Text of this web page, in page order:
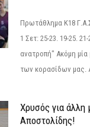
Πρωτάθλημα Κ18
1 Σετ: 25-23. 19-25.
ανατροπή" Ακόμη μία
των κορασίδων μας.
Χρυσός για άλλη
Αποστολίδης!